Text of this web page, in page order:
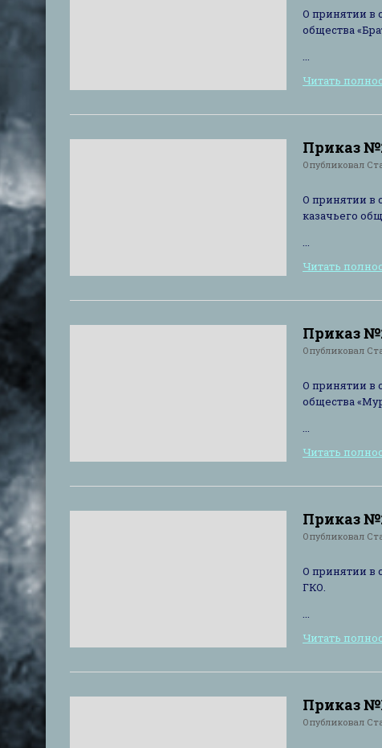
О принятии в
общества
Читать
Приказ
Опубликовал
О принятии в
казачьего
Читать
Приказ
Опубликовал
О принятии в
общества
Читать
Приказ
Опубликовал
О принятии в
ГКО.
Читать
Приказ
Опубликовал